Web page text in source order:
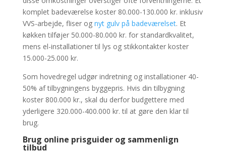
komplet badeværelse koster 80.000-130.000 kr. inklusiv
VVS-arbejde, fliser og nyt gulv på badeværelset. Et
køkken tilføjer 50.000-80.000 kr. for standardkvalitet,
mens el-installationer til lys og stikkontakter koster
15.000-25.000 kr.
Som hovedregel udgør indretning og installationer 40-
50% af tilbygningens byggepris. Hvis din tilbygning
koster 800.000 kr., skal du derfor budgettere med
yderligere 320.000-400.000 kr. til at gøre den klar til
brug.
Brug online prisguider og sammenlign
tilbud